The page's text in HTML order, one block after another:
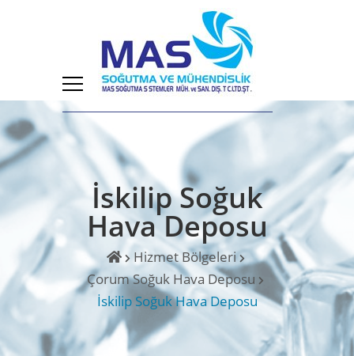
İskilip Soğuk
Hava Deposu
Hizmet Bölgeleri
Çorum Soğuk Hava Deposu
İskilip Soğuk Hava Deposu